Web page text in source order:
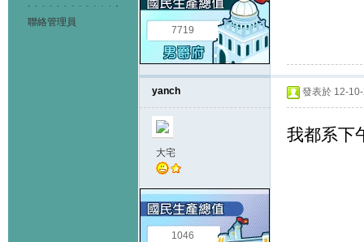
聯絡管理員
7719
yanch
大宅
1046
發表於 12-
我都系下